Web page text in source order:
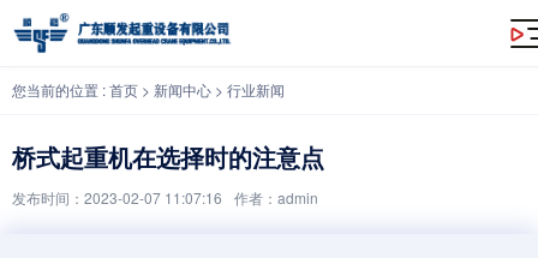
桥式起重机在选择时的注意点
您当前的位置 :首页 > 新闻中心 > 行业新闻
桥式起重机在选择时的注意点
发布时间：2023-02-07 11:07:16 作者：admin